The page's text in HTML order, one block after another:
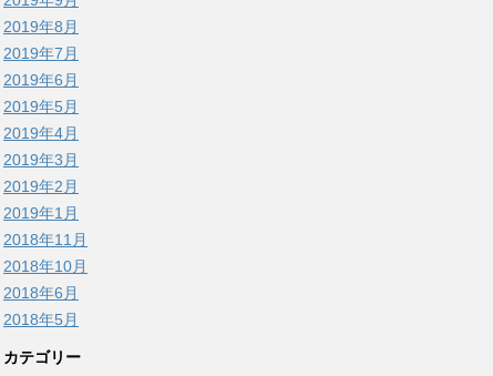
2019年8月
2019年7月
2019年6月
2019年5月
2019年4月
2019年3月
2019年2月
2019年1月
2018年11月
2018年10月
2018年6月
2018年5月
カテゴリー